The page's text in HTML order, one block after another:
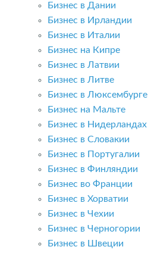
Бизнес в Дании
Бизнес в Ирландии
Бизнес в Италии
Бизнес на Кипре
Бизнес в Латвии
Бизнес в Литве
Бизнес в Люксембурге
Бизнес на Мальте
Бизнес в Нидерландах
Бизнес в Словакии
Бизнес в Португалии
Бизнес в Финляндии
Бизнес во Франции
Бизнес в Хорватии
Бизнес в Чехии
Бизнес в Черногории
Бизнес в Швеции